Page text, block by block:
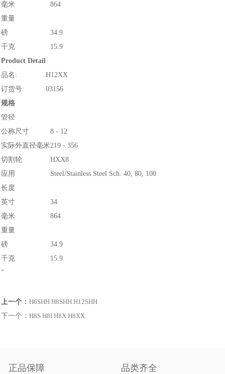
毫米
864
重量
磅
34.9
千克
15.9
Product Detail
品名:
H12XX
订货号:
03156
规格
管径
公称尺寸
8 - 12
实际外直径毫米219 - 356
切割轮
HXX8
应用
Steel/Stainless Steel Sch. 40, 80, 100
长度
英寸
34
毫米
864
重量
磅
34.9
千克
15.9
"
上一个： H6SHH H8SHH H12SHH
下一个： H8S H8I H8X H8XX
正品保障 品类齐全